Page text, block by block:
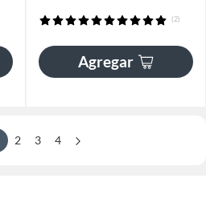
(2)
Agregar
2 3 4